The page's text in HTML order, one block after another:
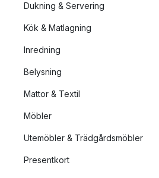
Dukning & Servering
Kök & Matlagning
Inredning
Belysning
Mattor & Textil
Möbler
Utemöbler & Trädgårdsmöbler
Presentkort